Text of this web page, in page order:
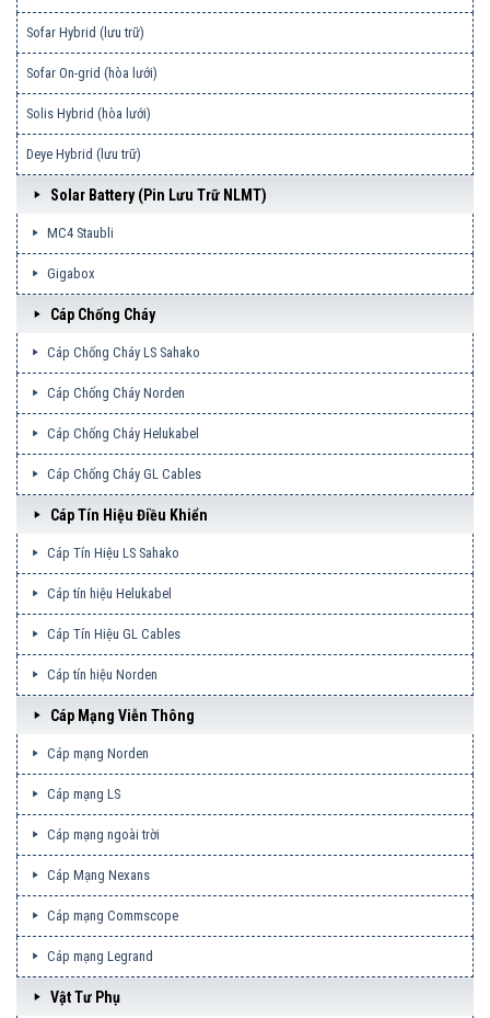
Sofar Hybrid (lưu trữ)
Sofar On-grid (hòa lưới)
Solis Hybrid (hòa lưới)
Deye Hybrid (lưu trữ)
Solar Battery (pin Lưu Trữ NLMT)
MC4 Staubli
Gigabox
Cáp Chống Cháy
Cáp Chống Cháy LS Sahako
Cáp Chống Cháy Norden
Cáp Chống Cháy Helukabel
Cáp Chống Cháy GL Cables
Cáp Tín Hiệu Điều Khiển
Cáp Tín Hiệu LS Sahako
Cáp tín hiệu Helukabel
Cáp Tín Hiệu GL Cables
Cáp tín hiệu Norden
Cáp Mạng Viễn Thông
Cáp mạng Norden
Cáp mạng LS
Cáp mạng ngoài trời
Cáp Mạng Nexans
Cáp mạng Commscope
Cáp mạng Legrand
Vật Tư Phụ